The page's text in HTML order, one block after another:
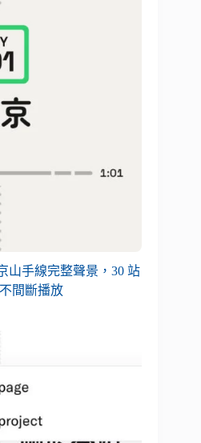
山手線完整聲景，30 站
間斷播放